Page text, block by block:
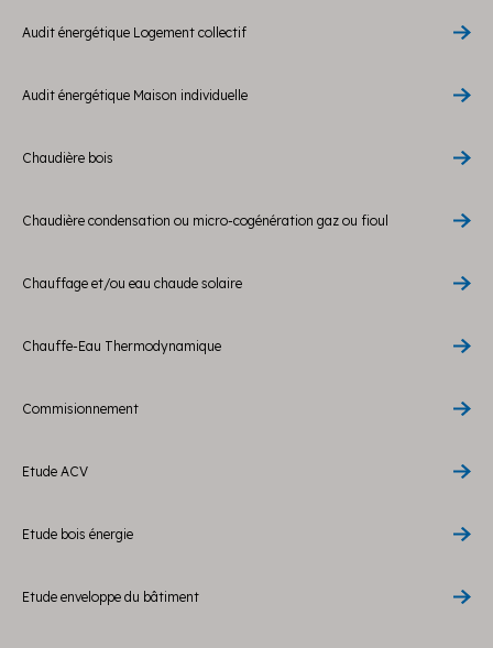
Audit énergétique Logement collectif
Audit énergétique Maison individuelle
Chaudière bois
Chaudière condensation ou micro-cogénération gaz ou fioul
Chauffage et/ou eau chaude solaire
Chauffe-Eau Thermodynamique
Commisionnement
Etude ACV
Etude bois énergie
Etude enveloppe du bâtiment